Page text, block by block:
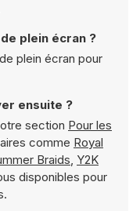
plein écran ?
plein écran pour
ensuite ?
section Pour les
comme Royal
Braids, Y2K
disponibles pour